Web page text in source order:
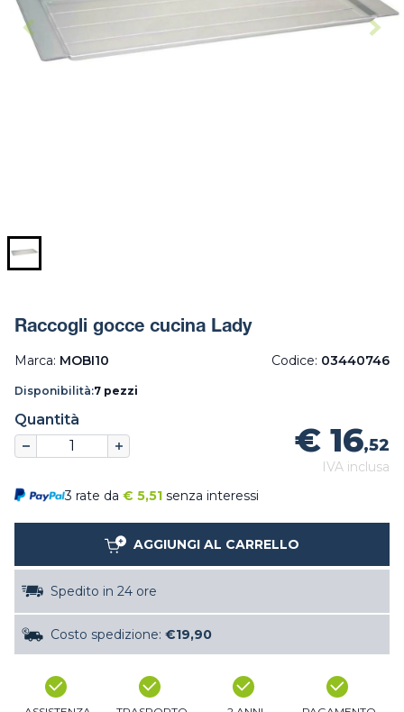
Raccogli gocce cucina Lady
Marca: MOBI10 Codice: 03440746
Disponibilità:7 pezzi
Quantità
€ 16,52
IVA inclusa
3 rate da € 5,51 senza interessi
AGGIUNGI AL CARRELLO
Spedito in 24 ore
Costo spedizione: €19,90